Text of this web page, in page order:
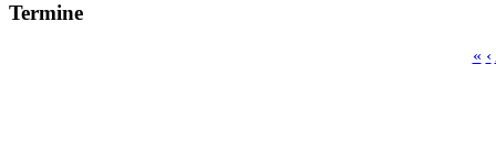
Termine
« ‹